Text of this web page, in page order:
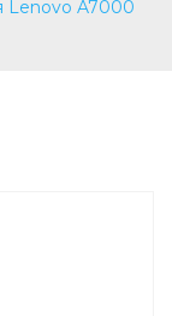
Lenovo A7000